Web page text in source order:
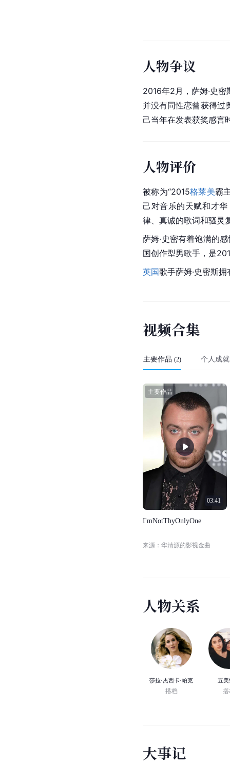
人物争议
2016年2月，萨姆·史密
并没有同性恋曾获得过
己当年在发表获奖感言
人物评价
被称为“2015格莱美霸
己对音乐的天赋和才
律、真诚的歌词和骚灵
萨姆·史密有着饱满的
国创作型男歌手，是
英国歌手萨姆·史密斯
视频合集
主要作品 (2) 个人成就
03:41
主要作品
I'mNotThyOnlyOne
来源：华清源的影视金曲
人物关系
莎拉·杰西卡·帕克
搭档
五美
大事记